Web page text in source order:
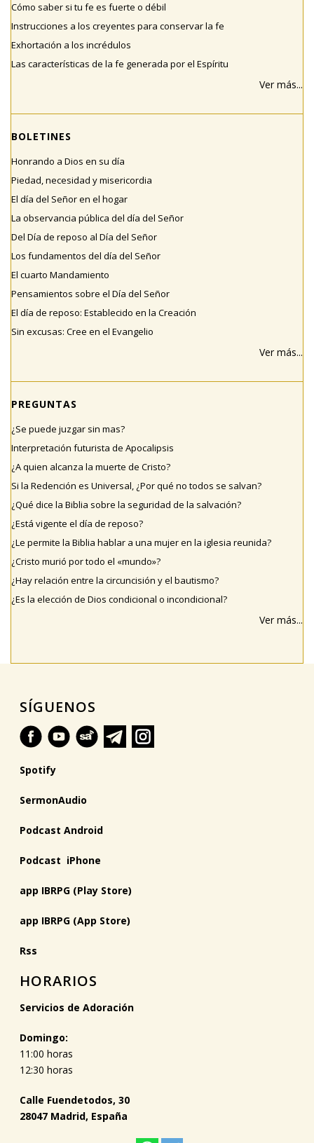
Cómo saber si tu fe es fuerte o débil
Instrucciones a los creyentes para conservar la fe
Exhortación a los incrédulos
Las características de la fe generada por el Espíritu
Ver más...
BOLETINES
Honrando a Dios en su día
Piedad, necesidad y misericordia
El día del Señor en el hogar
La observancia pública del día del Señor
Del Día de reposo al Día del Señor
Los fundamentos del día del Señor
El cuarto Mandamiento
Pensamientos sobre el Día del Señor
El día de reposo: Establecido en la Creación
Sin excusas: Cree en el Evangelio
Ver más...
PREGUNTAS
¿Se puede juzgar sin mas?
Interpretación futurista de Apocalipsis
¿A quien alcanza la muerte de Cristo?
Si la Redención es Universal, ¿Por qué no todos se salvan?
¿Qué dice la Biblia sobre la seguridad de la salvación?
¿Está vigente el día de reposo?
¿Le permite la Biblia hablar a una mujer en la iglesia reunida?
¿Cristo murió por todo el «mundo»?
¿Hay relación entre la circuncisión y el bautismo?
¿Es la elección de Dios condicional o incondicional?
Ver más...
SÍGUENOS
Spotify
SermonAudio
Podcast Android
Podcast iPhone
app IBRPG (Play Store)
app IBRPG (App Store)
Rss
HORARIOS
Servicios de Adoración
Domingo:
11:00 horas
12:30 horas
Calle Fuendetodos, 30
28047 Madrid, España